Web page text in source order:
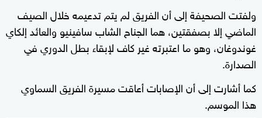
ولفتت الصحيفة إلى أن الفريق لم يتم تدعيمه خلال الصيف
الماضي إلا بصفقتين، هما الجناح الشاب سافينيو والعائد إلكاي
غوندوغان، وهو ما اعتبرته غير كاف لإبقاء بطل الدوري في
الصدارة.
كما أشارت إلى أن الإصابات أعاقت مسيرة الفريق السماوي
هذا الموسم.